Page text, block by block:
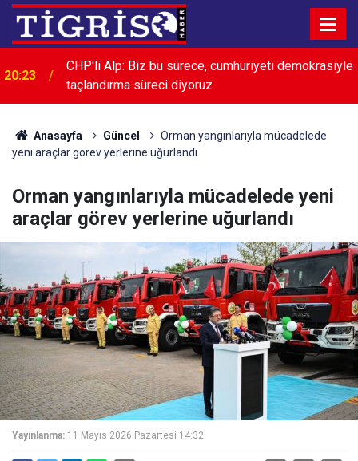
19:51
Sigorta Tahkim Komisyonuna yapılacak başvurular
için "uyuşmazlık" uyarısı
Anasayfa Güncel
Orman yangınlarıyla mücadelede
yeni araçlar görev yerlerine uğurlandı
Orman yangınlarıyla mücadelede yeni
araçlar görev yerlerine uğurlandı
Yayınlanma: 11 Mayıs 2026 Pazartesi 14:32